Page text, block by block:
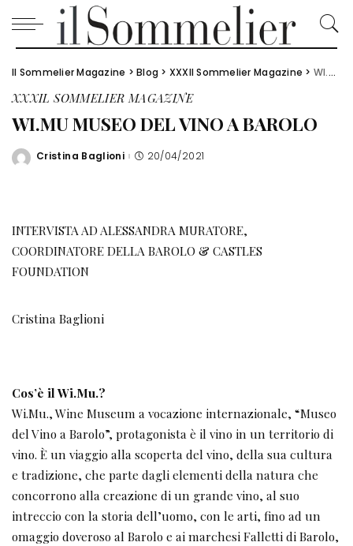
Il Sommelier Magazine >Blog > XXXIl Sommelier Magazine > WI.MU MUSEO DEL VINO A BAROLO
XXXIL SOMMELIER MAGAZINE
WI.MU MUSEO DEL VINO A BAROLO
Posted
Cristina Baglioni 20/04/2021
INTERVISTA AD ALESSANDRA MURATORE,
COORDINATORE DELLA BAROLO & CASTLES
FOUNDATION
Cristina Baglioni
Cos’è il Wi.Mu.?
Wi.Mu., Wine Museum a vocazione internazionale, “Museo
del Vino a Barolo”, protagonista è il vino in un territorio di
vino. È un viaggio alla scoperta del vino, della sua cultura
e tradizione, che parte dagli elementi della natura che
concorrono alla creazione di un grande vino, al suo
intreccio con la storia dell’uomo, con le arti, fino ad un
omaggio doveroso al Barolo e ai marchesi Falletti di Barolo,